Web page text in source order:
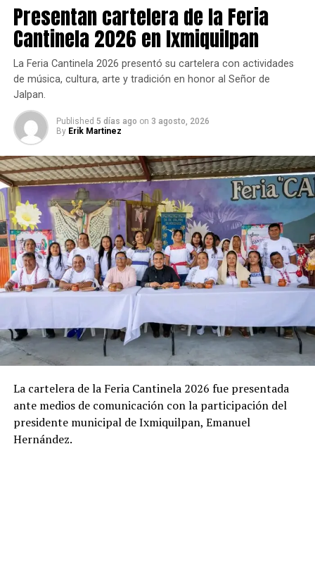
Presentan cartelera de la Feria
Cantinela 2026 en Ixmiquilpan
La Feria Cantinela 2026 presentó su cartelera con actividades
de música, cultura, arte y tradición en honor al Señor de
Jalpan.
Published 5 días ago on 3 agosto, 2026
By Erik Martinez
La cartelera de la Feria Cantinela 2026 fue presentada
ante medios de comunicación con la participación del
presidente municipal de Ixmiquilpan, Emanuel
Hernández.